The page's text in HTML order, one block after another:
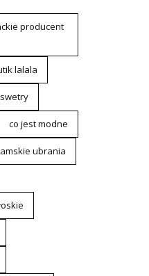
producent
lalala
co jest modne
ubrania